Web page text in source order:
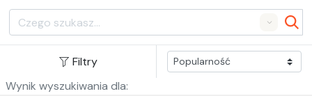
Search
Filtry
Wynik wyszukiwania dla: